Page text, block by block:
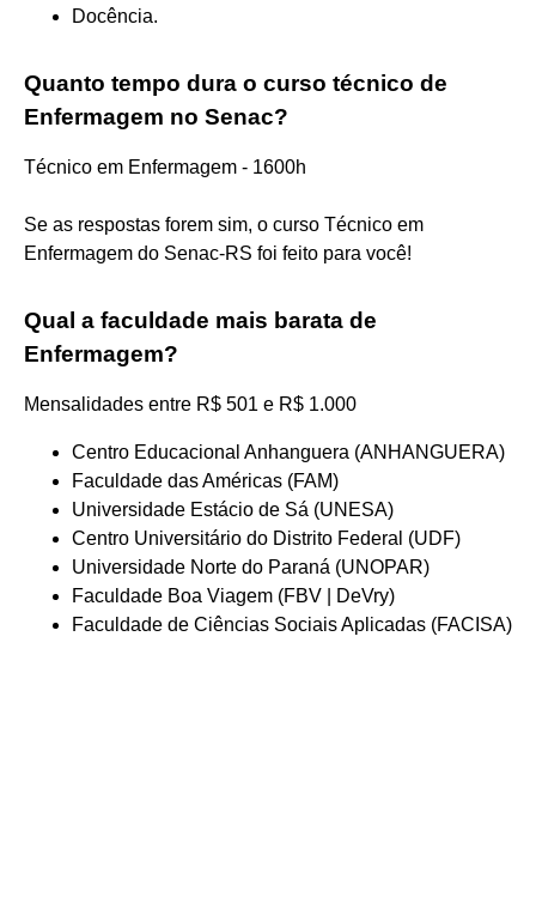
Docência.
Quanto tempo dura o curso técnico de
Enfermagem no Senac?
Técnico em Enfermagem - 1600h
Se as respostas forem sim, o curso Técnico em
Enfermagem do Senac-RS foi feito para você!
Qual a faculdade mais barata de
Enfermagem?
Mensalidades entre R$ 501 e R$ 1.000
Centro Educacional Anhanguera (ANHANGUERA)
Faculdade das Américas (FAM)
Universidade Estácio de Sá (UNESA)
Centro Universitário do Distrito Federal (UDF)
Universidade Norte do Paraná (UNOPAR)
Faculdade Boa Viagem (FBV | DeVry)
Faculdade de Ciências Sociais Aplicadas (FACISA)